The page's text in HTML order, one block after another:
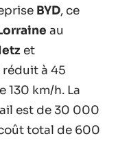
BYD, ce
au
et
à 45
130 km/h. La
est de 30 000
total de 600